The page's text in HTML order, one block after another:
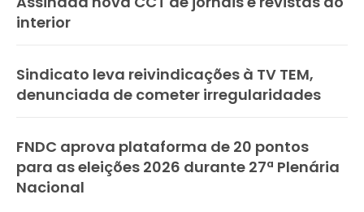
interior
Sindicato leva reivindicações à TV TEM,
denunciada de cometer irregularidades
FNDC aprova plataforma de 20 pontos
para as eleições 2026 durante 27ª Plenária
Nacional